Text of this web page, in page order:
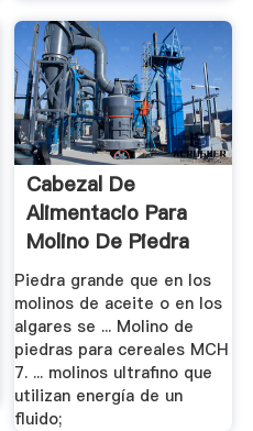
Cabezal De
Alimentacio Para
Molino De Piedra
Piedra grande que en los
molinos de aceite o en los
algares se ... Molino de
piedras para cereales MCH
7. ... molinos ultrafino que
utilizan energía de un
fluido;